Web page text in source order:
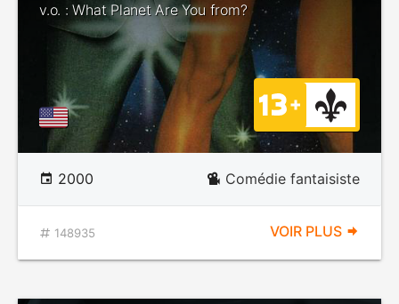
v.o. : What Planet Are You from?
2000 Comédie fantaisiste
148935 VOIR PLUS